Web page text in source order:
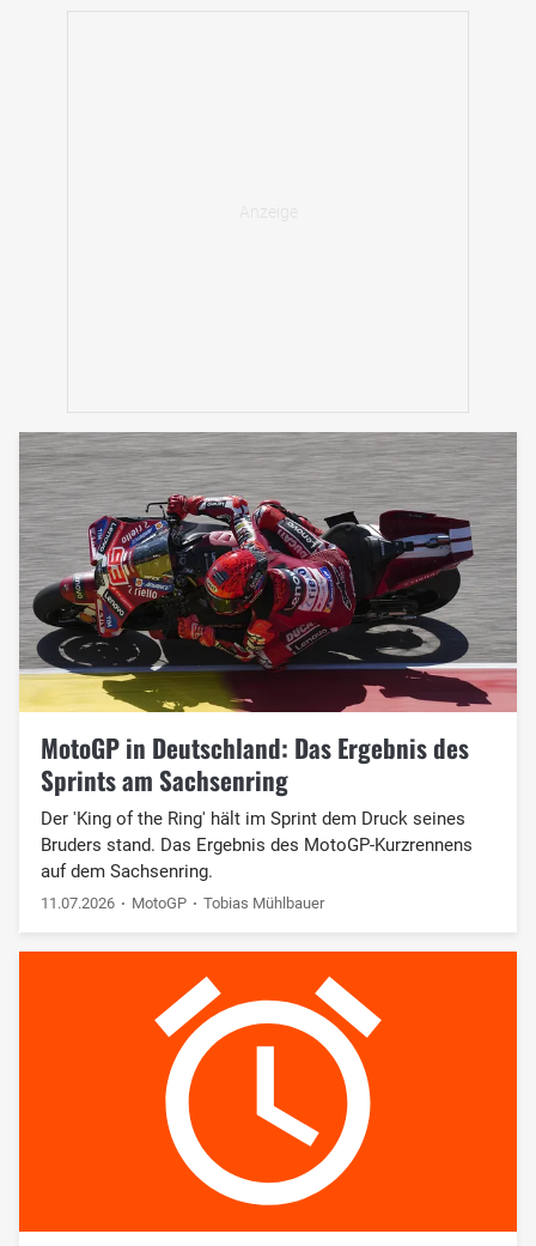
MotoGP in Deutschland: Das Ergebnis des
Sprints am Sachsenring
Der 'King of the Ring' hält im Sprint dem Druck seines
Bruders stand. Das Ergebnis des MotoGP-Kurzrennens
auf dem Sachsenring.
11.07.2026 MotoGP Tobias Mühlbauer